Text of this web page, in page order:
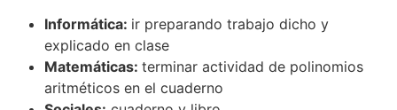
Informática: ir preparando trabajo dicho y
explicado en clase
Matemáticas: terminar actividad de polinomios
aritméticos en el cuaderno